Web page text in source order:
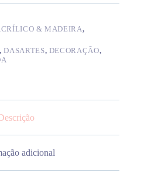
& MADEIRA,
,DASARTES, DECORAÇÃO,
adicional